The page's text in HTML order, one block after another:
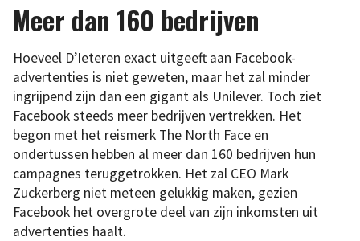
Meer dan 160 bedrijven
Hoeveel D’Ieteren exact uitgeeft aan Facebook-
advertenties is niet geweten, maar het zal minder
ingrijpend zijn dan een gigant als Unilever. Toch ziet
Facebook steeds meer bedrijven vertrekken. Het
begon met het reismerk The North Face en
ondertussen hebben al meer dan 160 bedrijven hun
campagnes teruggetrokken. Het zal CEO Mark
Zuckerberg niet meteen gelukkig maken, gezien
Facebook het overgrote deel van zijn inkomsten uit
advertenties haalt.